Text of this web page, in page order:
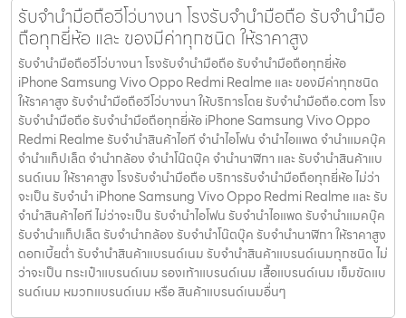
รับจำนำมือถือวีโว่บางนา โรงรับจำนำมือถือ รับจำนำมือ
ถือทุกยี่ห้อ และ ของมีค่าทุกชนิด ให้ราคาสูง
รับจำนำมือถือวีโว่บางนา โรงรับจำนำมือถือ รับจำนำมือถือทุกยี่ห้อ
iPhone Samsung Vivo Oppo Redmi Realme และ ของมีค่าทุกชนิด
ให้ราคาสูง รับจำนำมือถือวีโว่บางนา ให้บริการโดย รับจํานํามือถือ.com โรง
รับจำนำมือถือ รับจำนำมือถือทุกยี่ห้อ iPhone Samsung Vivo Oppo
Redmi Realme รับจำนำสินค้าไอที จำนำไอโฟน จำนำไอแพด จำนำแมคบุ๊ค
จำนำแท็ปเล็ต จำนำกล้อง จำนำโน๊ตบุ๊ค จำนำนาฬิกา และ รับจำนำสินค้าแบ
รนด์เนม ให้ราคาสูง โรงรับจำนำมือถือ บริการรับจำนำมือถือทุกยี่ห้อ ไม่ว่า
จะเป็น รับจำนำ iPhone Samsung Vivo Oppo Redmi Realme และ รับ
จำนำสินค้าไอที ไม่ว่าจะเป็น รับจำนำไอโฟน รับจำนำไอแพด รับจำนำแมคบุ๊ค
รับจำนำแท็ปเล็ต รับจำนำกล้อง รับจำนำโน๊ตบุ๊ค รับจำนำนาฬิกา ให้ราคาสูง
ดอกเบี้ยต่ำ รับจำนำสินค้าแบรนด์เนม รับจำนำสินค้าแบรนด์เนมทุกชนิด ไม่
ว่าจะเป็น กระเป๋าแบรนด์เนม รองเท้าแบรนด์เนม เสื้อแบรนด์เนม เข็มขัดแบ
รนด์เนม หมวกแบรนด์เนม หรือ สินค้าแบรนด์เนมอื่นๆ